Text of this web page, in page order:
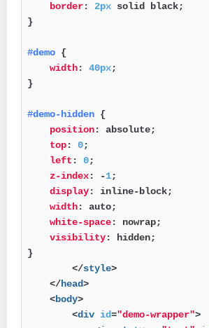
border: 2px solid black;
}
#demo {
width: 40px;
}
#demo-hidden {
position: absolute;
top: 0;
left : 0;
z-index: -1;
display: inline-block;
width: auto;
white-space: nowrap;
visibility: hidden;
}
</style>
</head>
<body>
<div id="demo-wrapper">